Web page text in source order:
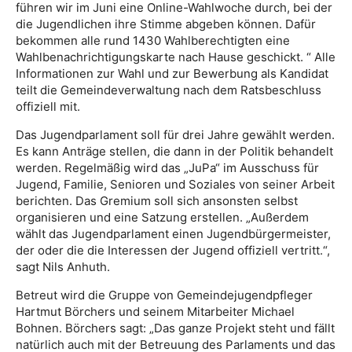
führen wir im Juni eine Online-Wahlwoche durch, bei der
die Jugendlichen ihre Stimme abgeben können. Dafür
bekommen alle rund 1430 Wahlberechtigten eine
Wahlbenachrichtigungskarte nach Hause geschickt. “ Alle
Informationen zur Wahl und zur Bewerbung als Kandidat
teilt die Gemeindeverwaltung nach dem Ratsbeschluss
offiziell mit.
Das Jugendparlament soll für drei Jahre gewählt werden.
Es kann Anträge stellen, die dann in der Politik behandelt
werden. Regelmäßig wird das „JuPa“ im Ausschuss für
Jugend, Familie, Senioren und Soziales von seiner Arbeit
berichten. Das Gremium soll sich ansonsten selbst
organisieren und eine Satzung erstellen. „Außerdem
wählt das Jugendparlament einen Jugendbürgermeister,
der oder die die Interessen der Jugend offiziell vertritt.“,
sagt Nils Anhuth.
Betreut wird die Gruppe von Gemeindejugendpfleger
Hartmut Börchers und seinem Mitarbeiter Michael
Bohnen. Börchers sagt: „Das ganze Projekt steht und fällt
natürlich auch mit der Betreuung des Parlaments und das